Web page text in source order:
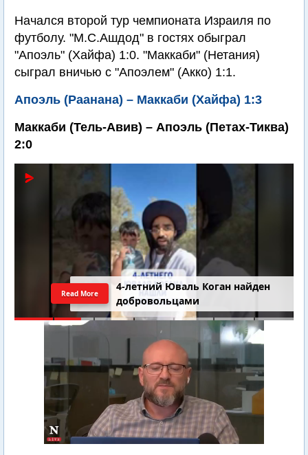
Начался второй тур чемпионата Израиля по
футболу. "М.С.Ашдод" в гостях обыграл
"Апоэль" (Хайфа) 1:0. "Маккаби" (Нетания)
сыграл вничью с "Апоэлем" (Акко) 1:1.
Апоэль (Раанана) – Маккаби (Хайфа) 1:3
Маккаби (Тель-Авив) – Апоэль (Петах-Тиква)
2:0
4-летний Юваль Коган найден
добровольцами
Read More